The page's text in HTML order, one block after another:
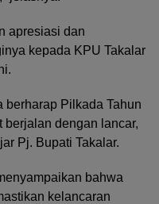
apresiasi dan
kepada KPU Takalar
berharap Pilkada Tahun
berjalan dengan lancar,
Pj. Bupati Takalar.
bahwa
kelancaran